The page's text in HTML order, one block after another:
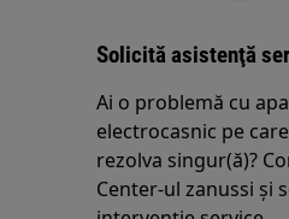
Solicită asistenţă
Ai o problemă cu
electrocasnic pe
rezolva singur(ă)?
Center-ul zanussi și